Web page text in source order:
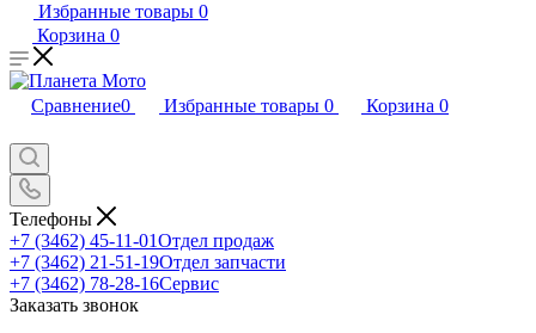
Избранные товары 0
Корзина 0
Сравнение0 Избранные товары 0 Корзина 0
Телефоны
+7 (3462) 45-11-01Отдел продаж
+7 (3462) 21-51-19Отдел запчасти
+7 (3462) 78-28-16Сервис
Заказать звонок